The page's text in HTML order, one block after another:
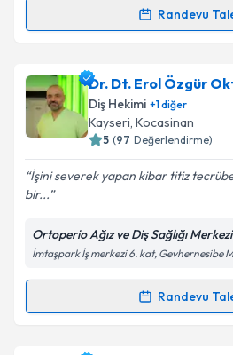
Takvim
Randevu
Randevu Takvimi Talebi
Dt. Ayşegül İNNECİiçin
oluşturun. Size bu uzmandan
takvim hazırlandığında e-
Kişisel verilerimin
Metni'ni okudum ve kişisel
kapsamda işlenmesini
Dr. Dt. Erol Özgür
Diş Hekimi +1diğer
Kayseri, Kocasinan
5 (97 Değerlendirme)
İşini severek yapan kibar titiz
bir...
Ortoperio Ağız ve Diş Sağlığı Merkezi
İmtaşpark İş merkezi 6. kat, Gevhernesibe
Randevu
Randevu Takvimi Talebi